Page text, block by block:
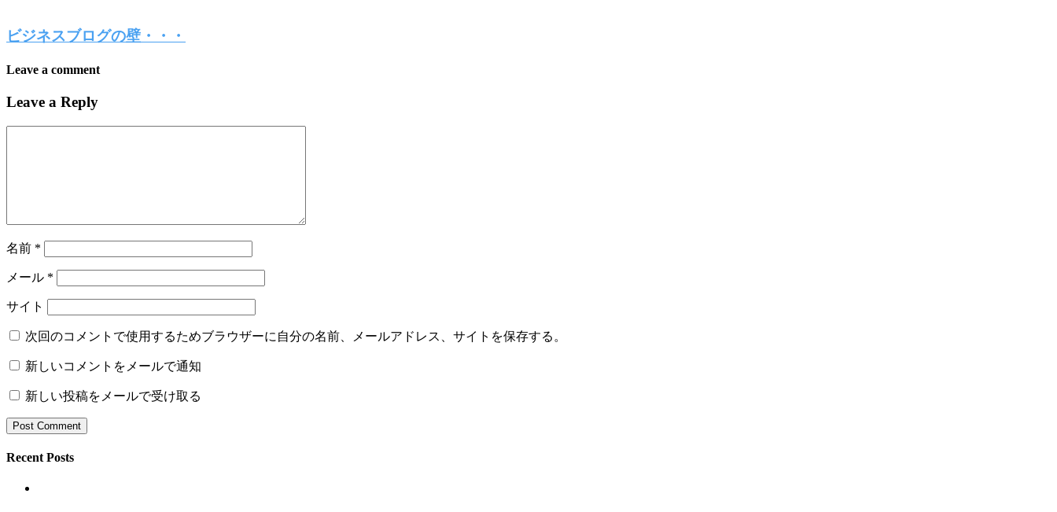
ビジネスブログの壁・・・
Leave a comment
Leave a Reply
名前 *
メール *
サイト
次回のコメントで使用するためブラウザーに自分の名前、メールアドレス、サイトを保存する。
新しいコメントをメールで通知
新しい投稿をメールで受け取る
Recent Posts